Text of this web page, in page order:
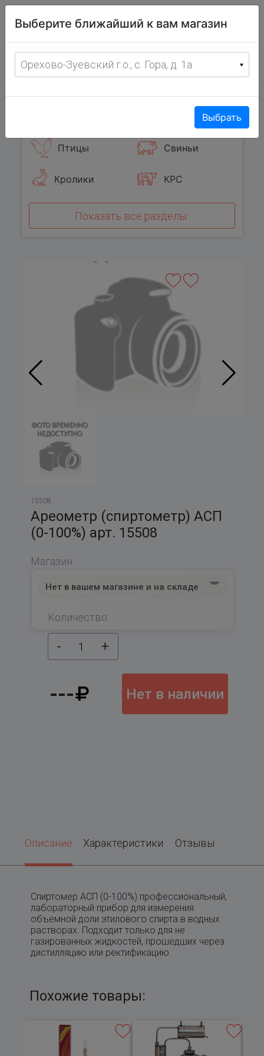
фермерских
товаров
с 8:00 до 19:00 ежедневно
Птицы Свиньи
Кролики КРС
Показать все разделы
15508
Ареометр (спиртометр) АСП
(0-100%) арт. 15508
Магазин:
Нет в вашем магазине и на складе
Количество:
- 1 +
--- Нет в наличии
Описание Характеристики Отзывы
Спиртомер АСП (0-100%) профессиональный,
лабораторный прибор для измерения
объемной доли этилового спирта в водных
растворах. Подходит только для не
газированных жидкостей, прошедших через
дистилляцию или ректификацию.
Похожие товары:
Выберите ближайший к вам магазин
Орехово-Зуевский г.о., с. Гора, д. 1а
Выбрать